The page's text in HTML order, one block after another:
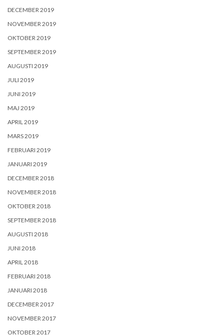
DECEMBER 2019
NOVEMBER 2019
OKTOBER 2019
SEPTEMBER 2019
AUGUSTI 2019
JULI 2019
JUNI 2019
MAJ 2019
APRIL 2019
MARS 2019
FEBRUARI 2019
JANUARI 2019
DECEMBER 2018
NOVEMBER 2018
OKTOBER 2018
SEPTEMBER 2018
AUGUSTI 2018
JUNI 2018
APRIL 2018
FEBRUARI 2018
JANUARI 2018
DECEMBER 2017
NOVEMBER 2017
OKTOBER 2017